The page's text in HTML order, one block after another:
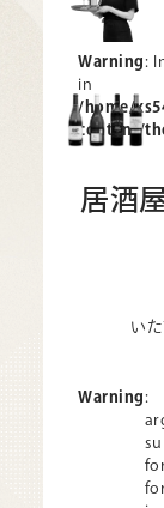
Warning :
in
/home/
content/
居酒
い
Warning :